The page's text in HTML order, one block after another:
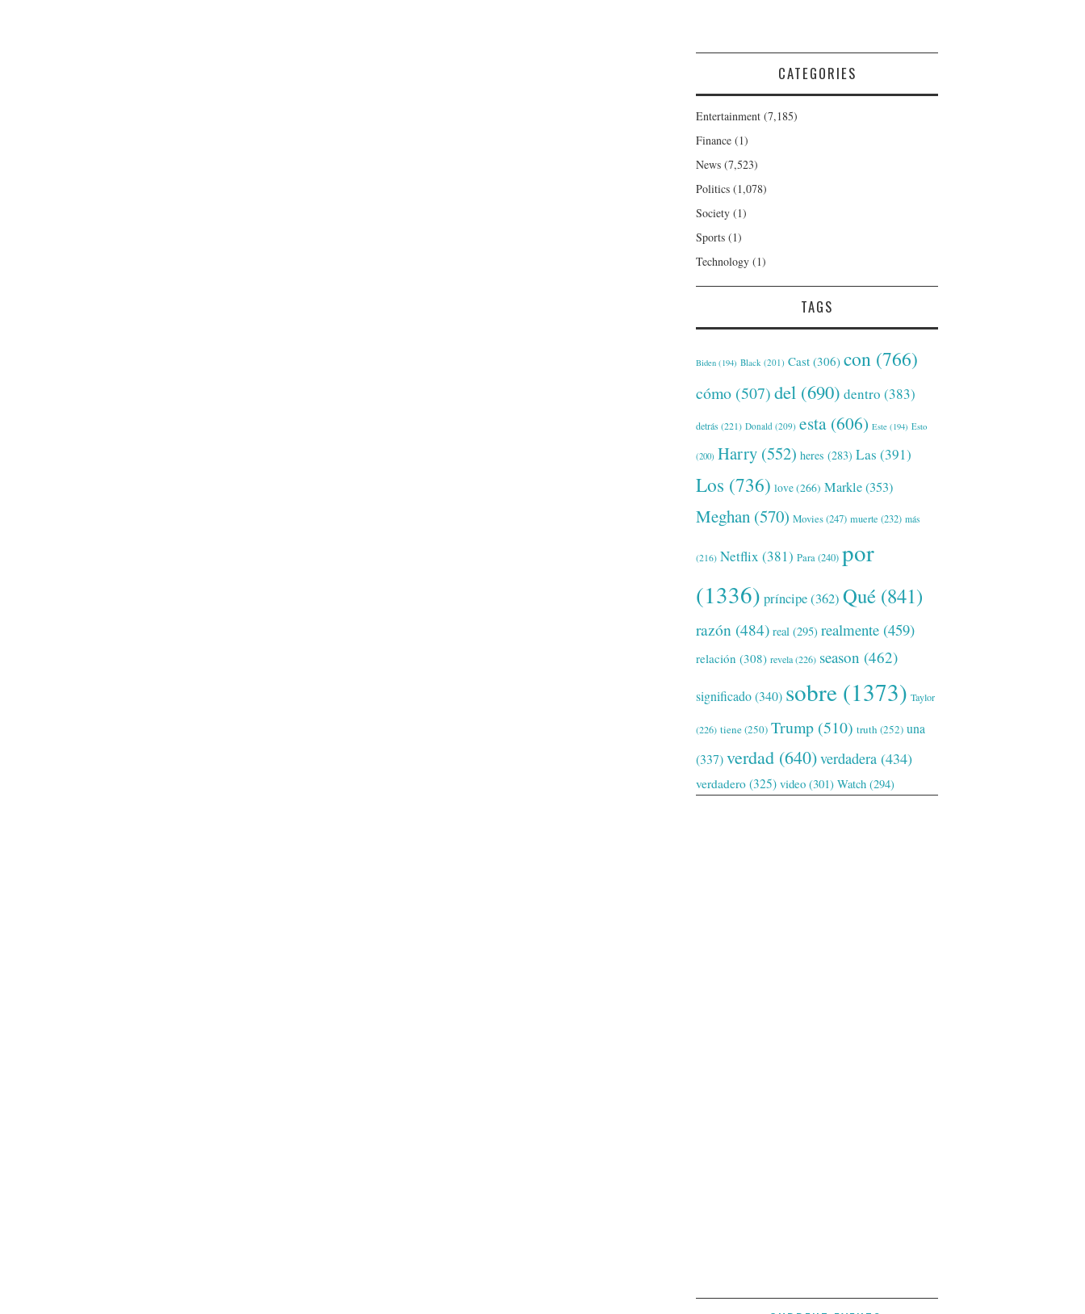
CATEGORIES
Entertainment (7,185)
Finance (1)
News (7,523)
Politics (1,078)
Society (1)
Sports (1)
Technology (1)
TAGS
Biden (194) Black (201) Cast (306) con (766)
cómo (507)del (690) dentro (383)
detrás (221) Donald (209) esta (606) Este (194) Esto
(200) Harry (552) heres (283) Las (391)
Los (736) love(266) Markle(353)
Meghan (570) Movies(247) muerte (232) más
(216) Netflix (381) Para(240) por
(1336) príncipe(362) Qué (841)
razón (484) real (295) realmente (459)
relación (308) revela(226) season (462)
significado(340) sobre (1373) Taylor
(226) tiene(250) Trump (510) truth (252) una
(337)verdad (640)verdadera (434)
verdadero (325) video (301) Watch (294)